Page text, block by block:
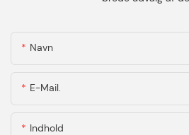
Navn
E-Mail.
Indhold